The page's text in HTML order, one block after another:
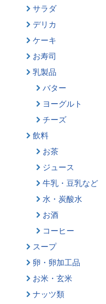
サラダ
デリカ
ケーキ
お寿司
乳製品
バター
ヨーグルト
チーズ
飲料
お茶
ジュース
牛乳・豆乳など
水・炭酸水
お酒
コーヒー
スープ
卵・卵加工品
お米・玄米
ナッツ類